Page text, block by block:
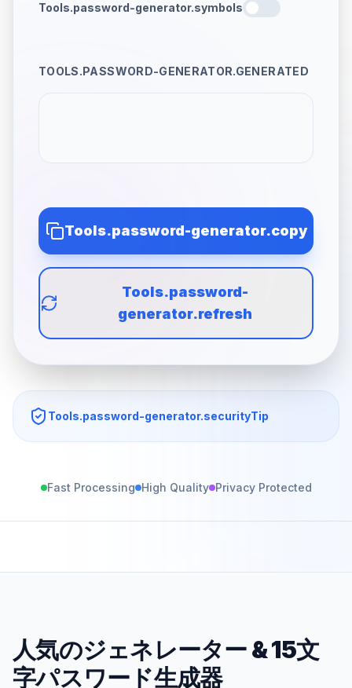
Tools.password-generator.symbols
TOOLS.PASSWORD-GENERATOR.GENERATED
Tools.password-generator.copy
Tools.password-
generator.refresh
Tools.password-generator.securityTip
Fast Processing High Quality Privacy Protected
人気のジェネレーター&15文
字パスワード生成器